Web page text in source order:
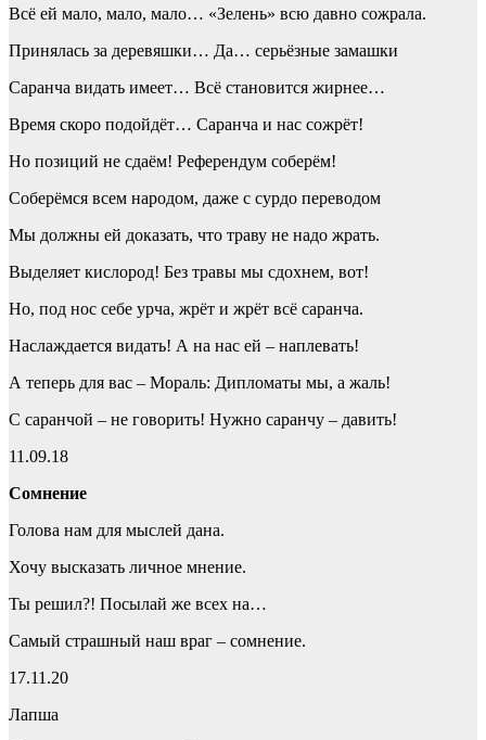
Всё ей мало, мало, мало… «Зелень» всю давно сожрала.
Принялась за деревяшки… Да… серьёзные замашки
Саранча видать имеет… Всё становится жирнее…
Время скоро подойдёт… Саранча и нас сожрёт!
Но позиций не сдаём! Референдум соберём!
Соберёмся всем народом, даже с сурдо переводом
Мы должны ей доказать, что траву не надо жрать.
Выделяет кислород! Без травы мы сдохнем, вот!
Но, под нос себе урча, жрёт и жрёт всё саранча.
Наслаждается видать! А на нас ей – наплевать!
А теперь для вас – Мораль: Дипломаты мы, а жаль!
С саранчой – не говорить! Нужно саранчу – давить!
11.09.18
Сомнение
Голова нам для мыслей дана.
Хочу высказать личное мнение.
Ты решил?! Посылай же всех на…
Самый страшный наш враг – сомнение.
17.11.20
Лапша